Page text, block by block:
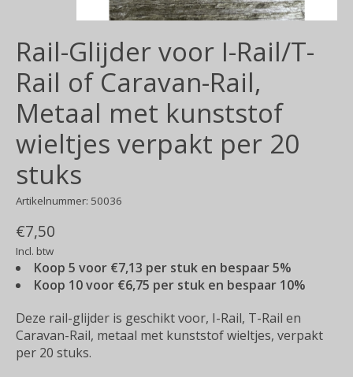
Rail-Glijder voor I-Rail/T-
Rail of Caravan-Rail,
Metaal met kunststof
wieltjes verpakt per 20
stuks
Artikelnummer: 50036
€7,50
Incl. btw
Koop 5 voor €7,13 per stuk en bespaar 5%
Koop 10 voor €6,75 per stuk en bespaar 10%
Deze rail-glijder is geschikt voor, I-Rail, T-Rail en
Caravan-Rail, metaal met kunststof wieltjes, verpakt
per 20 stuks.